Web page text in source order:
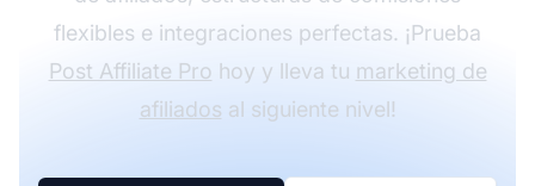
flexibles e integraciones perfectas. ¡Prueba
Post Affiliate Pro hoy y lleva tu marketing de
afiliados al siguiente nivel!